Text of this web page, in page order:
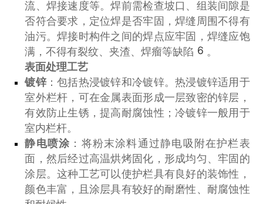
流、焊接速度等。焊前需检查坡口、组装间隙是
否符合要求，定位焊是否牢固，焊缝周围不得有
油污。焊接时构件之间的焊点应牢固，焊缝应饱
满，不得有裂纹、夹渣、焊瘤等缺陷 6 。
表面处理工艺
镀锌：包括热浸镀锌和冷镀锌。热浸镀锌适用于
室外栏杆，可在金属表面形成一层致密的锌层，
有效防止生锈，提高耐腐蚀性；冷镀锌一般用于
室内栏杆。
静电喷涂 ：将粉末涂料通过静电吸附在护栏表
面，然后经过高温烘烤固化，形成均匀、牢固的
涂层。这种工艺可以使护栏具有良好的装饰性，
颜色丰富，且涂层具有较好的耐磨性、耐腐蚀性